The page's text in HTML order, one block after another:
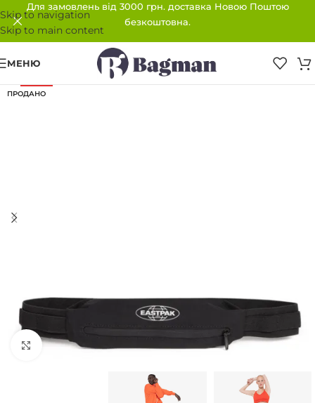
Skip to navigation
Skip to main content
Для замовлень від 3000 грн. доставка Новою Поштою
безкоштовна.
МЕНЮ
ПРОДАНО
Клацніть, щоб збільшити